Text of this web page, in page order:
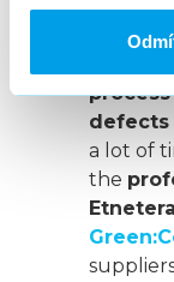
friendly
stability
defects
a lot of
the